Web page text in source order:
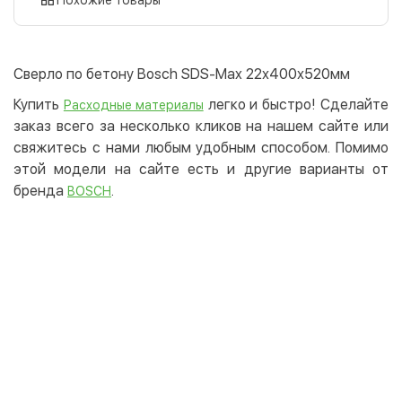
Apple Pay
Google Pay
Безналичный расчет
Оплата на карту юр.лица
Бесплатно
Сверло по бетону Bosch SDS-Max 22х400х520мм
Купить Расходные материалы легко и быстро! Сделайте
заказ всего за несколько кликов на нашем сайте или
свяжитесь с нами любым удобным способом. Помимо
этой модели на сайте есть и другие варианты от
бренда BOSCH.